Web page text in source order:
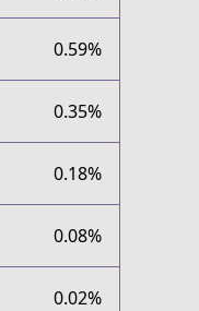
0.59%
0.35%
0.18%
0.08%
0.02%